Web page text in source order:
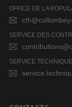
OFFICE DE LA
SERVICE DES
SERVICE TECHNIQUE